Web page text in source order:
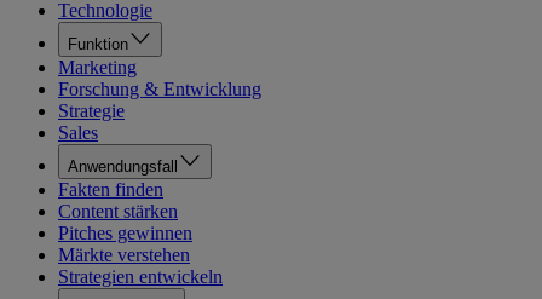
Technologie
Funktion
Marketing
Forschung & Entwicklung
Strategie
Sales
Anwendungsfall
Fakten finden
Content stärken
Pitches gewinnen
Märkte verstehen
Strategien entwickeln